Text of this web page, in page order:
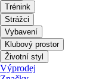
Trénink
Strážci
Vybavení
Klubový prostor
Životní styl
Výprodej